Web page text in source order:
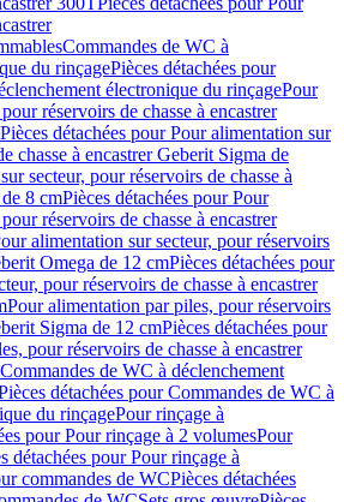
Commandes de WC à
du rinçagePièces détachées pour
électronique du rinçagePour
réservoirs de chasse à encastrer
Pièces détachées pour Pour alimentation sur
chasse à encastrer Geberit Sigma de
secteur, pour réservoirs de chasse à
8 cmPièces détachées pour Pour
réservoirs de chasse à encastrer
alimentation sur secteur, pour réservoirs
Omega de 12 cmPièces détachées pour
pour réservoirs de chasse à encastrer
Pour alimentation par piles, pour réservoirs
Sigma de 12 cmPièces détachées pour
pour réservoirs de chasse à encastrer
Commandes de WC à déclenchement
détachées pour Commandes de WC à
du rinçagePour rinçage à
pour Pour rinçage à 2 volumesPour
détachées pour Pour rinçage à
commandes de WCPièces détachées